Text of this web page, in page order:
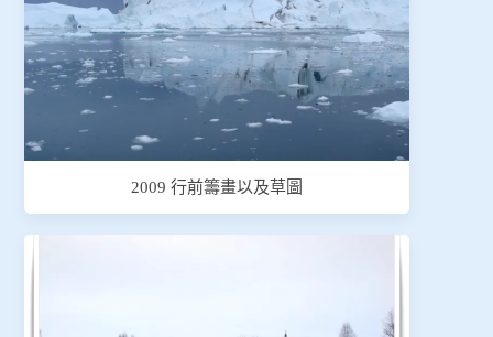
2009 行前籌畫以及草圖